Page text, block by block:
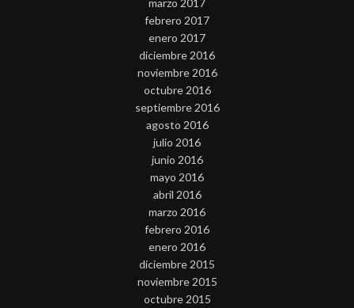
febrero 2017
enero 2017
diciembre 2016
noviembre 2016
octubre 2016
septiembre 2016
agosto 2016
julio 2016
junio 2016
mayo 2016
abril 2016
marzo 2016
febrero 2016
enero 2016
diciembre 2015
noviembre 2015
octubre 2015